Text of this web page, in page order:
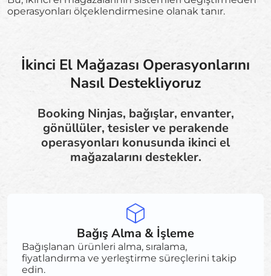
operasyonları ölçeklendirmesine olanak tanır.
İkinci El Mağazası Operasyonlarını
Nasıl Destekliyoruz
Booking Ninjas, bağışlar, envanter,
gönüllüler, tesisler ve perakende
operasyonları konusunda ikinci el
mağazalarını destekler.
Bağış Alma & İşleme
Bağışlanan ürünleri alma, sıralama,
fiyatlandırma ve yerleştirme süreçlerini takip
edin.